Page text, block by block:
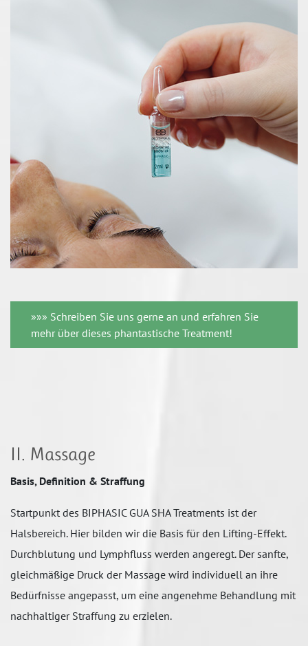
»»» Schreiben Sie uns gerne an und erfahren Sie
mehr über dieses phantastische Treatment!
II. Massage
Basis, Definition & Straffung
Startpunkt des BIPHASIC GUA SHA Treatments ist der
Halsbereich. Hier bilden wir die Basis für den Lifting-Effekt.
Durchblutung und Lymphfluss werden angeregt. Der sanfte,
gleichmäßige Druck der Massage wird individuell an ihre
Bedürfnisse angepasst, um eine angenehme Behandlung mit
nachhaltiger Straffung zu erzielen.